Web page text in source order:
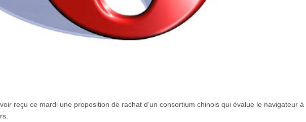
reçu ce mardi une proposition de rachat d’un consortium chinois qui évalue le navigateur à